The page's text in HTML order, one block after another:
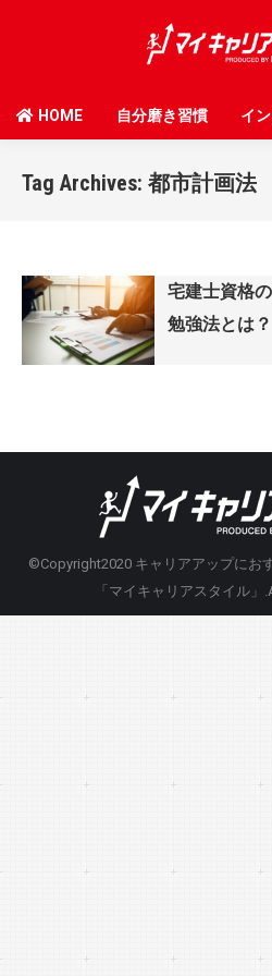
HOME 自分磨き習慣 イ
Tag Archives: 都市計画法
宅建士資格
勉強法とは？
©Copyright2020 キャリアアップにお
「マイキャリアスタイル」